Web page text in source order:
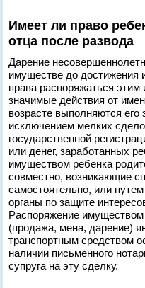
Имеет ли право
отца после развода
Дарение
имуществе до достижения
права распоряжаться
значимые действия от
возрасте выполняются
исключением мелких
государственной
или денег, заработанных
имуществом ребенка
совместно, возникающие
самостоятельно, или
органы по защите
Распоряжение
(продажа, мена, дарение)
транспортным средством
наличии письменного
супруга на эту сделку.